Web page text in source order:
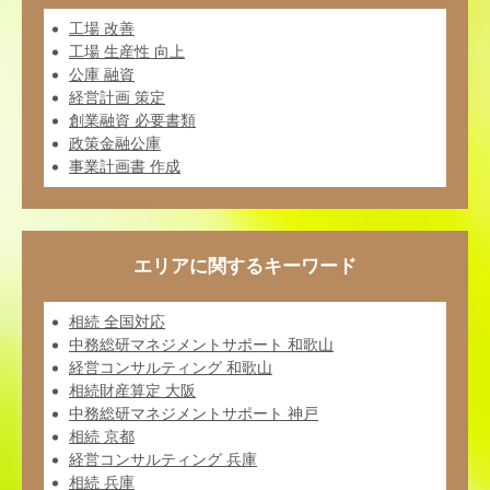
工場 改善
工場 生産性 向上
公庫 融資
経営計画 策定
創業融資 必要書類
政策金融公庫
事業計画書 作成
エリアに関するキーワード
相続 全国対応
中務総研マネジメントサポート 和歌山
経営コンサルティング 和歌山
相続財産算定 大阪
中務総研マネジメントサポート 神戸
相続 京都
経営コンサルティング 兵庫
相続 兵庫